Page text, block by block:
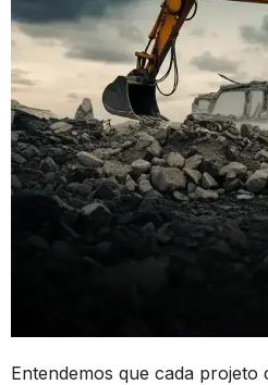
Entendemos que cada projeto